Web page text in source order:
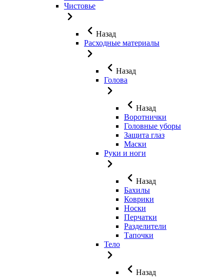
Чистовье
Назад
Расходные материалы
Назад
Голова
Назад
Воротнички
Головные уборы
Защита глаз
Маски
Руки и ноги
Назад
Бахилы
Коврики
Носки
Перчатки
Разделители
Тапочки
Тело
Назад